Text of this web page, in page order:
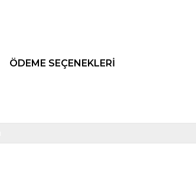
ÖDEME SEÇENEKLERI